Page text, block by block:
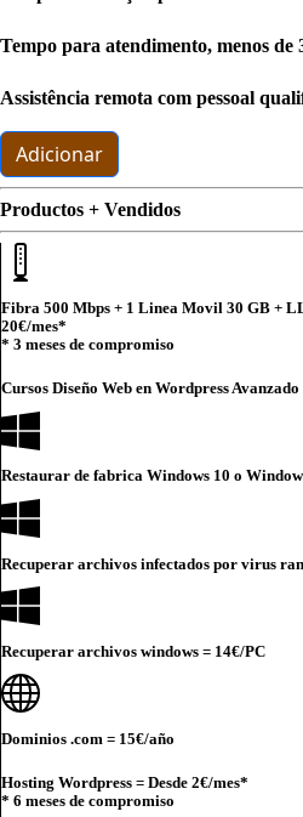
Tempo para atendimento, menos de
Assistência remota com pessoal
Adicionar
Productos + Vendidos
Fibra 500 Mbps + 1 Linea Movil 30 GB +
20€/mes*
* 3 meses de compromiso
Cursos Diseño Web en Wordpress Avanzado
Restaurar de fabrica Windows 10 o
Recuperar archivos infectados por virus
Recuperar archivos windows = 14€/PC
Dominios .com = 15€/año
Hosting Wordpress = Desde 2€/mes*
* 6 meses de compromiso